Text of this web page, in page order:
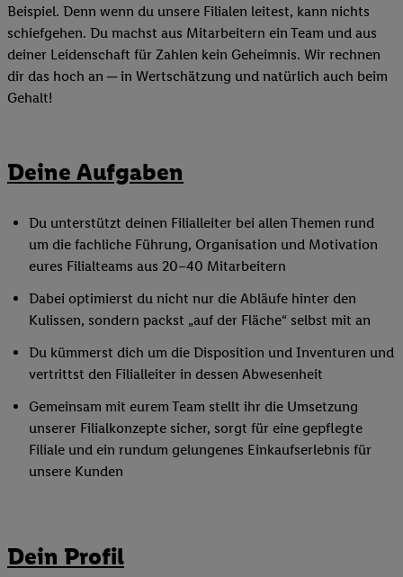
Beispiel. Denn wenn du unsere Filialen leitest, kann nichts
schiefgehen. Du machst aus Mitarbeitern ein Team und aus
deiner Leidenschaft für Zahlen kein Geheimnis. Wir rechnen
dir das hoch an ─ in Wertschätzung und natürlich auch beim
Gehalt!
Deine Aufgaben
Du unterstützt deinen Filialleiter bei allen Themen rund
um die fachliche Führung, Organisation und Motivation
eures Filialteams aus 20–40 Mitarbeitern
Dabei optimierst du nicht nur die Abläufe hinter den
Kulissen, sondern packst „auf der Fläche“ selbst mit an
Du kümmerst dich um die Disposition und Inventuren und
vertrittst den Filialleiter in dessen Abwesenheit
Gemeinsam mit eurem Team stellt ihr die Umsetzung
unserer Filialkonzepte sicher, sorgt für eine gepflegte
Filiale und ein rundum gelungenes Einkaufserlebnis für
unsere Kunden
Dein Profil